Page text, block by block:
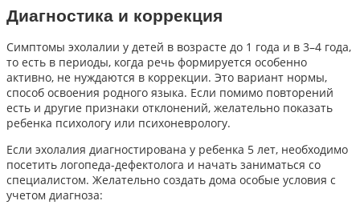
Диагностика и коррекция
Симптомы эхолалии у детей в возрасте до 1 года и в 3–4 года,
то есть в периоды, когда речь формируется особенно
активно, не нуждаются в коррекции. Это вариант нормы,
способ освоения родного языка. Если помимо повторений
есть и другие признаки отклонений, желательно показать
ребенка психологу или психоневрологу.
Если эхолалия диагностирована у ребенка 5 лет, необходимо
посетить логопеда-дефектолога и начать заниматься со
специалистом. Желательно создать дома особые условия с
учетом диагноза: